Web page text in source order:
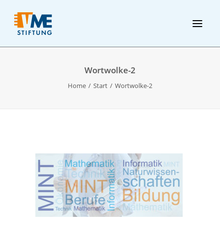
Wortwolke-2
Home Start Wortwolke-2